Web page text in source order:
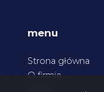
menu
Strona główna
O firmie